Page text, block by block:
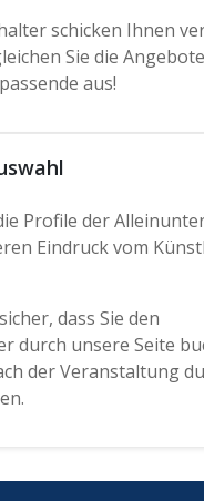
schicken Ihnen
Sie die
aus!
Profile der
Eindruck vom
dass Sie den
durch unsere Seite
der Veranstaltung